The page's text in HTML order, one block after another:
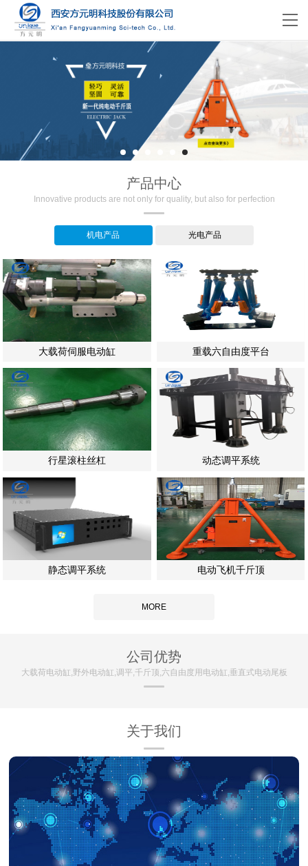
产品中心
Innovative products are not only for quality, but also for perfection
机电产品 光电产品
大载荷伺服电动缸 重载六自由度平台
行星滚柱丝杠 动态调平系统
静态调平系统 电动飞机千斤顶
MORE
公司优势
大载荷电动缸,野外电动缸,调平,千斤顶,六自由度用电动缸,垂直式电动尾板
关于我们